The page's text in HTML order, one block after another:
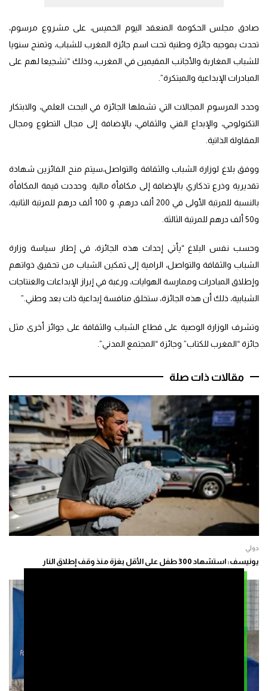
صادق مجلس الحكومة المنعقد اليوم الخميس، على مشروع مرسوم،
تحدث بموجبه جائزة وطنية تحت اسم جائزة المغرب للشباب، وتمنح سنويا
للشباب المغاربة والأجانب المقيمين في المغرب، وذلك “تشجيعا لهم على
المبادرات الإبداعية والمبتكرة”.
وحدد المرسوم المجالات التي تشملها الجائزة في البحث العلمي، والابتكار
التكنولوجي، والإبداع الفني والثقافي، بالإضافة إلى مجال التطوع ومجال
المقاولة الذاتية.
ووفق بلاغ لوزارة الشباب والثقافة والتواصل،سيتم منح الفائزين شهادة
تقديرية وذرع تذكاري بالإضافة إلى مكافأة مالية. وحددت قيمة المكافأة
بالنسبة للمرتبة الأولى في 200 ألف درهم، و 100 ألف درهم للمرتبة الثانية،
و50 ألف درهم للمرتبة الثالثة.
وحسب نفس البلاغ “يأتي إحداث هذه الجائزة، في إطار سياسة وزارة
الشباب والثقافة والتواصل، الرامية إلى تمكين الشباب من تحقيق ذواتهم
وإطلاق المبادرات وممارسة الهوايات، ورغبة في إبراز الإبداعات والغنتاجات
الشبابية، ذلك أن هذه الجائزة، ستخلق منافسة إبداعية ذات بعد وطني.”
وتشرف الوزارة الوصية على قطاع الشباب والثقافة على جوائز أخرى مثل
جائزة “المغرب للكتاب” وجائزة “المجتمع المدني”.
مقالات ذات صلة
دولي
يونيسف: استشهاد 300 طفل على الأقل بغزة منذ وقف إطلاق النار